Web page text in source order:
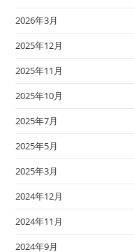
2026年3月
2025年12月
2025年11月
2025年10月
2025年7月
2025年5月
2025年3月
2024年12月
2024年11月
2024年9月